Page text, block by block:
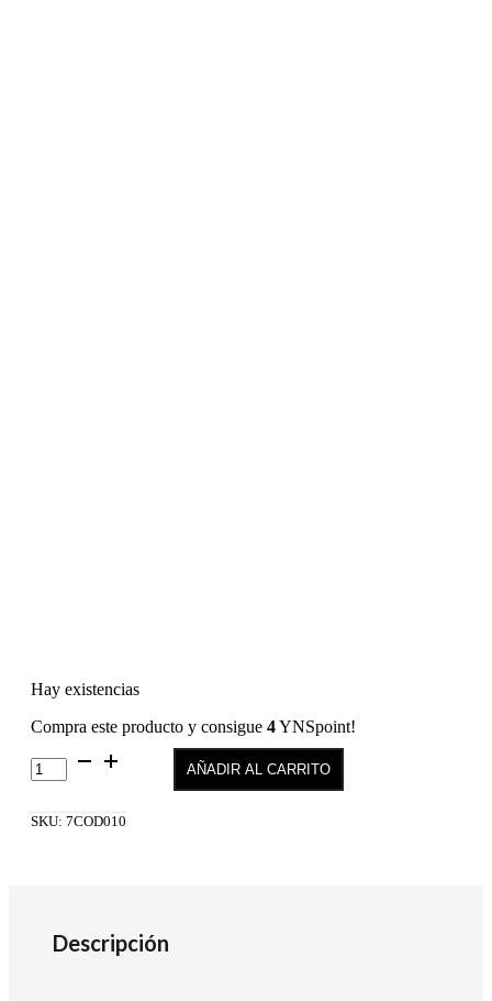
Hay existencias
Compra este producto y consigue 4YNSpoint!
OXIDANTE
EN
VEGANO
AÑADIR AL CARRITO
SKU: 7COD010
Descripción